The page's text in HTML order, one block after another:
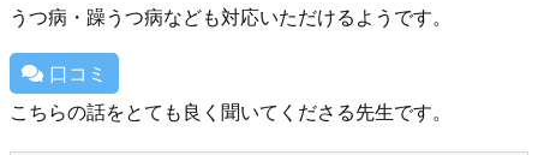
うつ病・躁うつ病なども対応いただけるようです。
口コミ
こちらの話をとても良く聞いてくださる先生です。